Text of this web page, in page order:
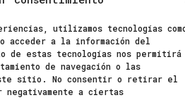
utilizamos tecnologías
acceder a la información del
de estas tecnologías nos permitirá
de navegación o las
sitio. No consentir o retirar el
negativamente a ciertas